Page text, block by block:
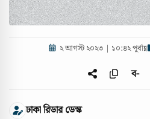
২ আগস্ট ২০২৩ | ১০:৪২ পূর্বাহ্ণ
ব-
ঢাকা রিডার ডেস্ক